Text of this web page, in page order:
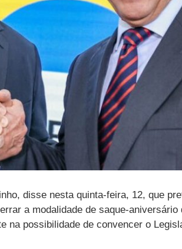
disse nesta quinta-feira, 12, que
a modalidade de saque-aniversário
na possibilidade de convencer o